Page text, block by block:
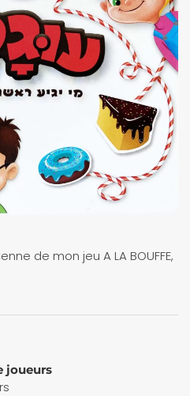
de mon jeu A LA BOUFFE,
joueurs